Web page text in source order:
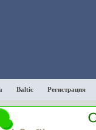
Baltic Регистрация